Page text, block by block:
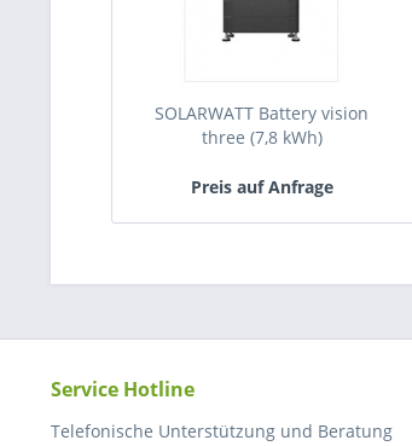
SOLARWATT Battery vision
three (7,8 kWh)
Preis auf Anfrage
Service Hotline
Telefonische Unterstützung und Beratung